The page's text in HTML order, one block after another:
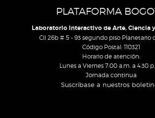
PLATAFORMA
Laboratorio Interactivo de Arte, Ciencia
Cll 26b # 5 - 93 segundo piso Planetario
Código Postal: 110321
Horario de atención:
Lunes a Viernes 7:00 a.m. a 4:30
Jornada continua
Suscríbase a nuestros